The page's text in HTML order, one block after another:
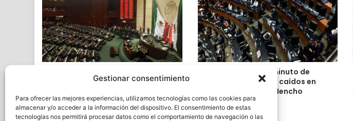
Gestionar consentimiento
Para ofrecer las mejores experiencias, utilizamos tecnologías como las cookies para
almacenar y/o acceder a la información del dispositivo. El consentimiento de estas
tecnologías nos permitirá procesar datos como el comportamiento de navegación o las
dictamen del “Plan B” sobre
marzo 24, 2026
Senado, guarda un minuto de
silencio por militares caídos en
operativo contra El Mencho
febrero 24, 2026